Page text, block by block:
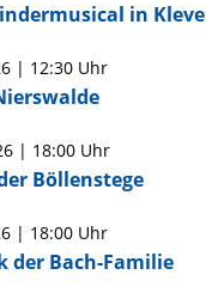
in Kleve
| 12:30 Uhr
| 18:00 Uhr
Böllenstege
| 18:00 Uhr
der Bach-Familie